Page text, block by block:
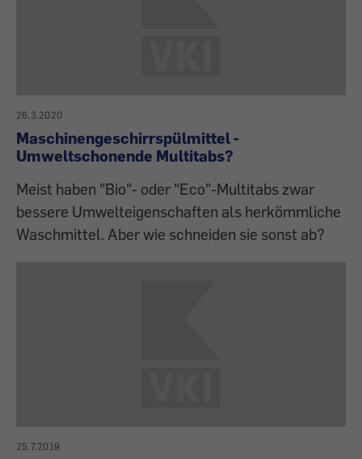
26.3.2020
Maschinengeschirrspülmittel -
Umweltschonende Multitabs?
Meist haben "Bio"- oder "Eco"-Multitabs zwar
bessere Umwelteigenschaften als herkömmliche
Waschmittel. Aber wie schneiden sie sonst ab?
25.7.2019